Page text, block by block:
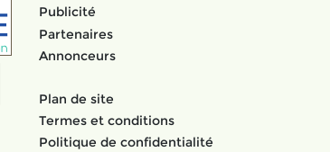
Publicité
Partenaires
Annonceurs
Plan de site
Termes et conditions
Politique de confidentialité